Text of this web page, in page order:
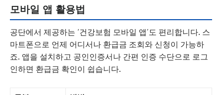
모바일 앱 활용법
공단에서 제공하는 ‘건강보험 모바일 앱’도 편리합니다. 스
마트폰으로 언제 어디서나 환급금 조회와 신청이 가능하
죠. 앱을 설치하고 공인인증서나 간편 인증 수단으로 로그
인하면 환급금 확인이 쉽습니다.